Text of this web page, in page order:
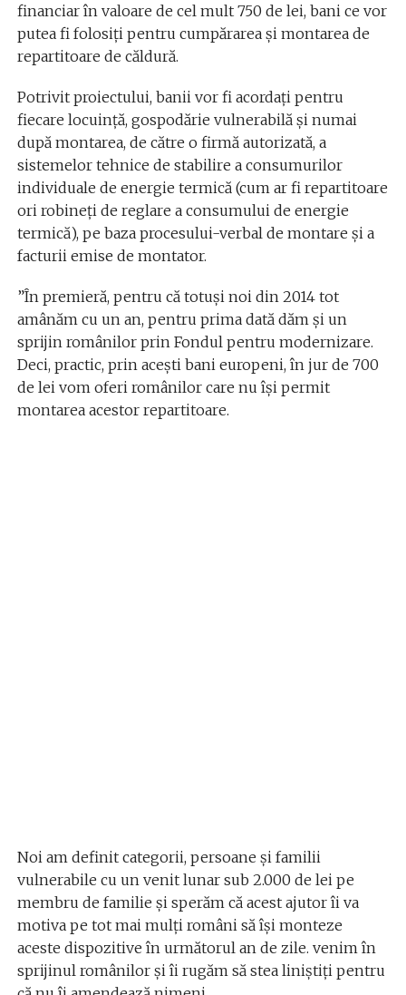
financiar în valoare de cel mult 750 de lei, bani ce vor
putea fi folosiți pentru cumpărarea și montarea de
repartitoare de căldură.
Potrivit proiectului, banii vor fi acordați pentru
fiecare locuință, gospodărie vulnerabilă și numai
după montarea, de către o firmă autorizată, a
sistemelor tehnice de stabilire a consumurilor
individuale de energie termică (cum ar fi repartitoare
ori robineți de reglare a consumului de energie
termică), pe baza procesului-verbal de montare și a
facturii emise de montator.
”În premieră, pentru că totuși noi din 2014 tot
amânăm cu un an, pentru prima dată dăm și un
sprijin românilor prin Fondul pentru modernizare.
Deci, practic, prin acești bani europeni, în jur de 700
de lei vom oferi românilor care nu își permit
montarea acestor repartitoare.
Noi am definit categorii, persoane și familii
vulnerabile cu un venit lunar sub 2.000 de lei pe
membru de familie și sperăm că acest ajutor îi va
motiva pe tot mai mulți români să își monteze
aceste dispozitive în următorul an de zile. venim în
sprijinul românilor și îi rugăm să stea liniștiți pentru